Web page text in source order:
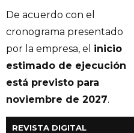
De acuerdo con el
cronograma presentado
por la empresa, el inicio
estimado de ejecución
está previsto para
noviembre de 2027.
REVISTA DIGITAL